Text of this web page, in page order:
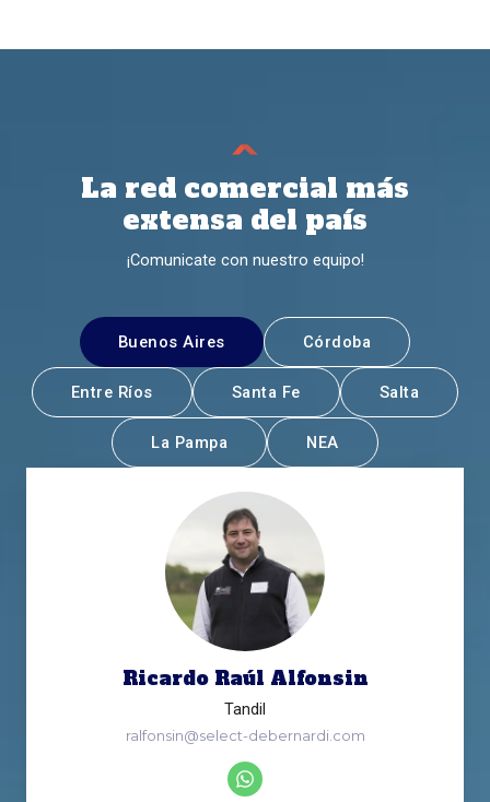
La red comercial más
extensa del país
¡Comunicate con nuestro equipo!
Buenos Aires Córdoba
Entre Ríos Santa Fe Salta
La Pampa NEA
Ricardo Raúl Alfonsin
Tandil
ralfonsin@select-debernardi.com